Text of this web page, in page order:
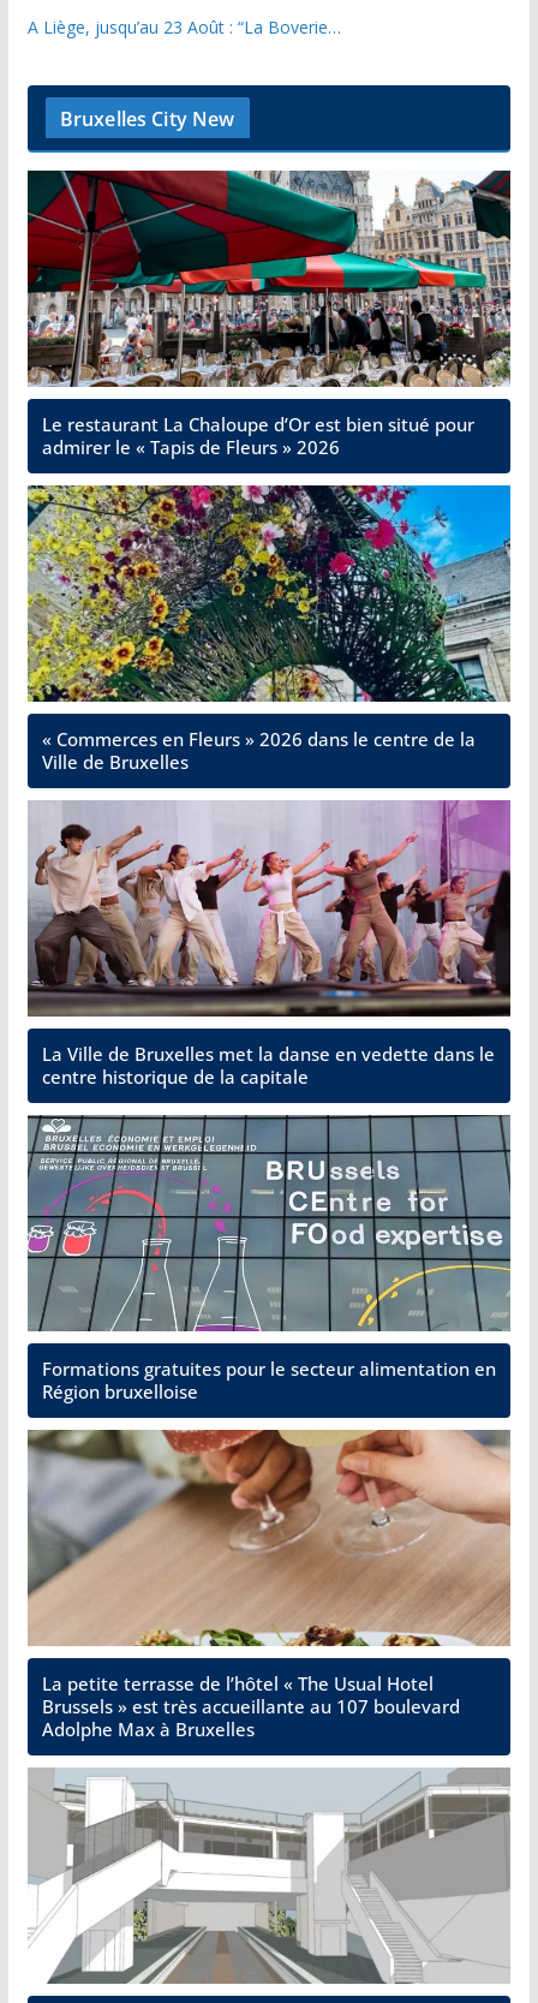
A Liège, jusqu’au 23 Août : “La Boverie…
Bruxelles City New
Le restaurant La Chaloupe d’Or est bien situé pour
admirer le « Tapis de Fleurs » 2026
« Commerces en Fleurs » 2026 dans le centre de la
Ville de Bruxelles
La Ville de Bruxelles met la danse en vedette dans le
centre historique de la capitale
Formations gratuites pour le secteur alimentation en
Région bruxelloise
La petite terrasse de l’hôtel « The Usual Hotel
Brussels » est très accueillante au 107 boulevard
Adolphe Max à Bruxelles